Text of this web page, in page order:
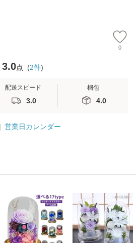
0
3.0点 (2件)
配送スピード
3.0
梱包
4.0
営業日カレンダー